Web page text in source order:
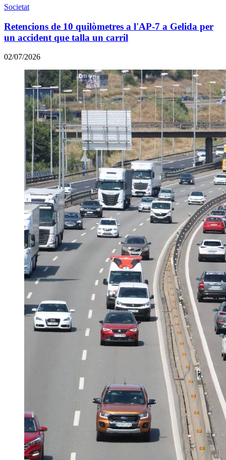
Societat
Retencions de 10 quilòmetres a l'AP-7 a Gelida per
un accident que talla un carril
02/07/2026